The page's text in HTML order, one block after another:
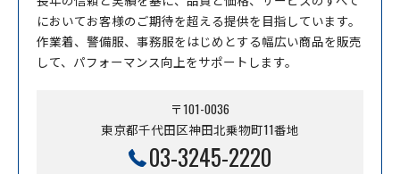
においてお客様のご期待を超える提供を目指しています。
作業着、警備服、事務服をはじめとする幅広い商品を販売
して、パフォーマンス向上をサポートします。
〒101-0036
東京都千代田区神田北乗物町11番地
03-3245-2220